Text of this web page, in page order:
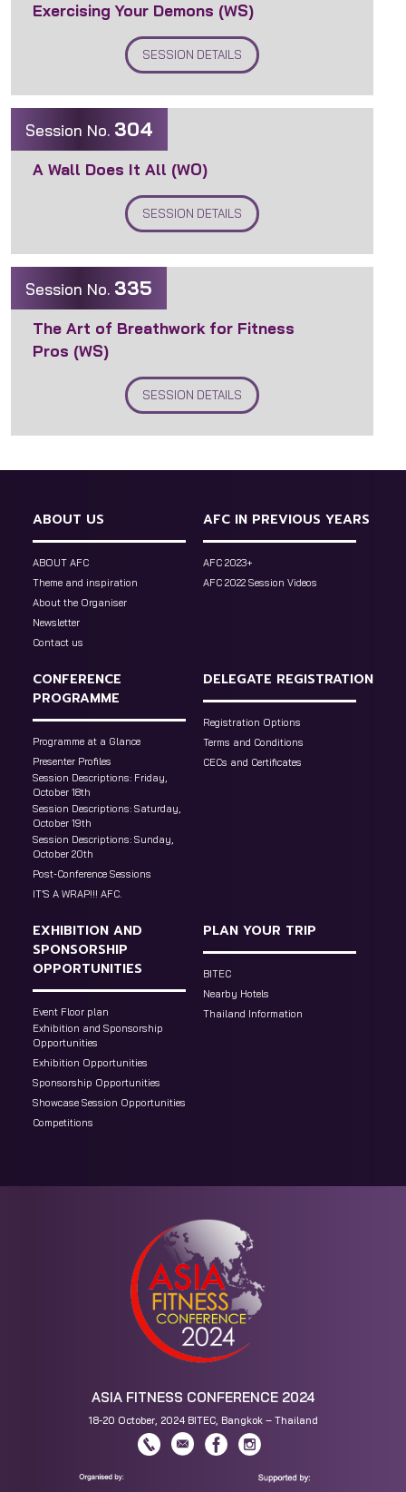
Exercising Your Demons (WS)
SESSION DETAILS
Session No. 304
A Wall Does It All (WO)
SESSION DETAILS
Session No. 335
The Art of Breathwork for Fitness
Pros (WS)
SESSION DETAILS
ABOUT US
ABOUT AFC
Theme and inspiration
About the Organiser
Newsletter
Contact us
AFC IN PREVIOUS YEARS
AFC 2023+
AFC 2022 Session Videos
CONFERENCE
PROGRAMME
Programme at a Glance
Presenter Profiles
Session Descriptions: Friday,
October 18th
Session Descriptions: Saturday,
October 19th
Session Descriptions: Sunday,
October 20th
Post-Conference Sessions
IT’S A WRAP!!! AFC.
DELEGATE REGISTRATION
Registration Options
Terms and Conditions
CECs and Certificates
EXHIBITION AND
SPONSORSHIP
OPPORTUNITIES
Event Floor plan
Exhibition and Sponsorship
Opportunities
Exhibition Opportunities
Sponsorship Opportunities
Showcase Session Opportunities
Competitions
PLAN YOUR TRIP
BITEC
Nearby Hotels
Thailand Information
ASIA FITNESS CONFERENCE 2024
18-20 October, 2024 BITEC, Bangkok – Thailand